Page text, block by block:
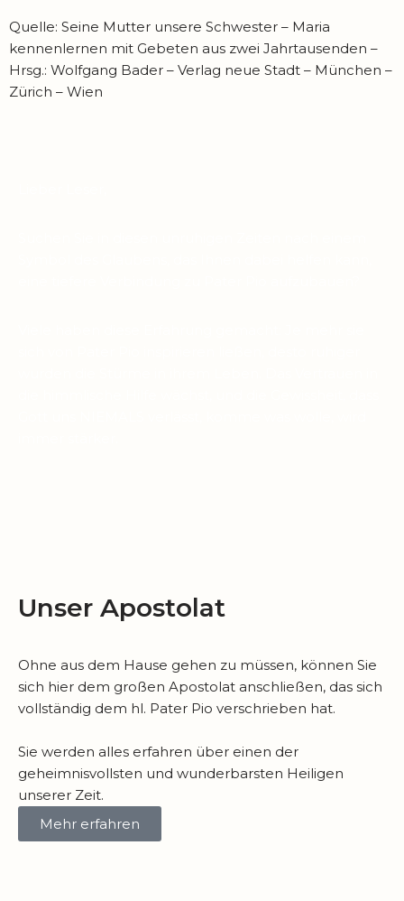
Quelle: Seine Mutter unsere Schwester – Maria
kennenlernen mit Gebeten aus zwei Jahrtausenden –
Hrsg.: Wolfgang Bader – Verlag neue Stadt – München –
Zürich – Wien
Unser Apostolat
Ohne aus dem Hause gehen zu müssen, können Sie
sich hier dem großen Apostolat anschließen, das sich
vollständig dem hl. Pater Pio verschrieben hat.
Sie werden alles erfahren über einen der
geheimnisvollsten und wunderbarsten Heiligen
unserer Zeit.
Mehr erfahren